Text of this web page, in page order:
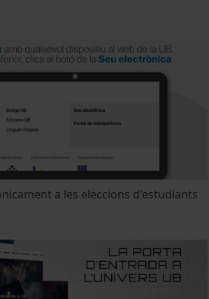
a les eleccions d'estudiants